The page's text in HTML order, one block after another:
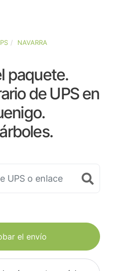
NAVARRA
paquete.
de UPS en
el envío